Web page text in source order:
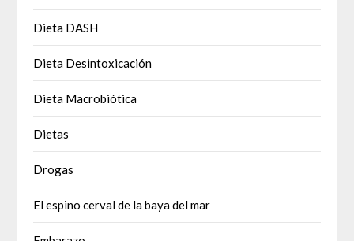
Dieta DASH
Dieta Desintoxicación
Dieta Macrobiótica
Dietas
Drogas
El espino cerval de la baya del mar